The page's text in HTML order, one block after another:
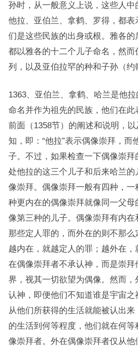
孙时，从一般意义上说，这些人中
他拉、亚伯兰、拿鹤、罗得，都
们是这些民族的出身或根。雅各的
都以雅各的十二个儿子命名，然
列，以及亚伯拉罕的种和子孙（约
1363、亚伯兰、拿鹤、哈兰是他
命名并作为祖先的民族，他们在此
前面（1358节）的阐述和说明，
知，即：“他拉”表示偶像崇拜，而
子。不过，如果检查一下偶像崇
处他拉的这三个儿子和后来哈兰的
像崇拜。偶像崇拜一般有四种，一
种更内在的偶像崇拜就像同一父母
像第三种的儿子。偶像崇拜有内在
那些定人罪的，而外在的则不那
越内在，就越定人的罪；越外在
在偶像崇拜者不承认神，而是崇拜
界，视其一切欲望为偶像。然而，
认神，即便他们不知道谁是宇宙
从他们所获得的生活就能被认出
的生活到何等程度，他们就在何
像崇拜者。外在偶像崇拜者仅从他